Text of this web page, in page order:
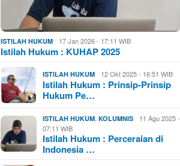
ISTILAH HUKUM 17 Jan 2026 - 17:11 WIB
Istilah Hukum : KUHAP 2025
ISTILAH HUKUM 12 Okt 2025 - 16:51 WIB
Istilah Hukum : Prinsip-Prinsip
Hukum Pe…
ISTILAH HUKUM ,KOLUMNIS
11 Agu 2025 -
07:11 WIB
Istilah Hukum : Perceraian di
Indonesia …